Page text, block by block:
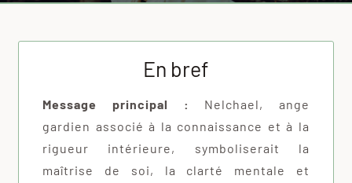
En bref
Message principal :
Nelchael, ange
gardien associé à la connaissance et à la
rigueur intérieure, symboliserait la
maîtrise de soi, la clarté mentale et